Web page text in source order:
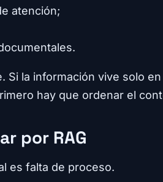
atención;
Si la información vive solo
hay que ordenar el
por RAG
es falta de proceso.